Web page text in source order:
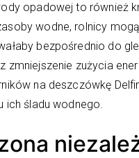
opadowej to również
wodne, rolnicy
bezpośrednio do
zmniejszenie zużycia
na deszczówkę
ich śladu wodnego.